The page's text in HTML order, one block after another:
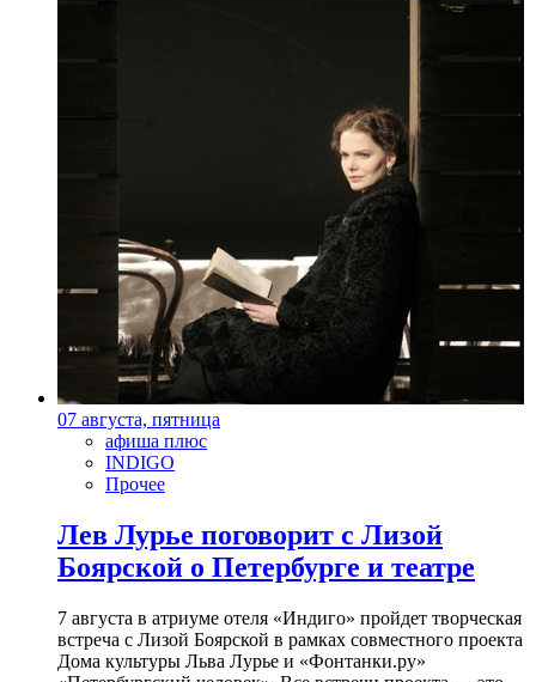
07 августа, пятница
афиша плюс
INDIGO
Прочее
Лев Лурье поговорит с Лизой
Боярской о Петербурге и театре
7 августа в атриуме отеля «Индиго» пройдет творческая
встреча с Лизой Боярской в рамках совместного проекта
Дома культуры Льва Лурье и «Фонтанки.ру»